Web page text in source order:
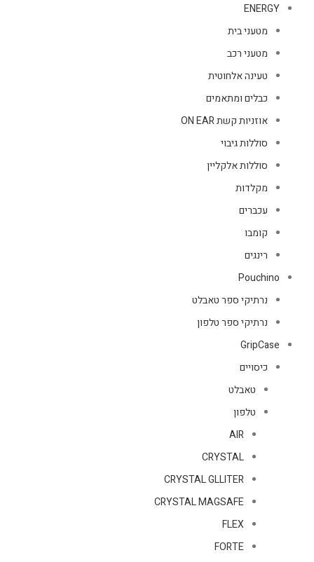
ENERGY
מטעני בית
מטעני רכב
טעינה אלחוטית
כבלים ומתאמים
אוזניות קשת ON EAR
סוללות גיבוי
סוללות אלקליין
מקלדות
עכברים
קומבו
רינגים
Pouchino
נרתיקי ספר טאבלט
נרתיקי ספר טלפון
GripCase
כיסויים
טאבלט
טלפון
AIR
CRYSTAL
CRYSTAL GLLITER
CRYSTAL MAGSAFE
FLEX
FORTE